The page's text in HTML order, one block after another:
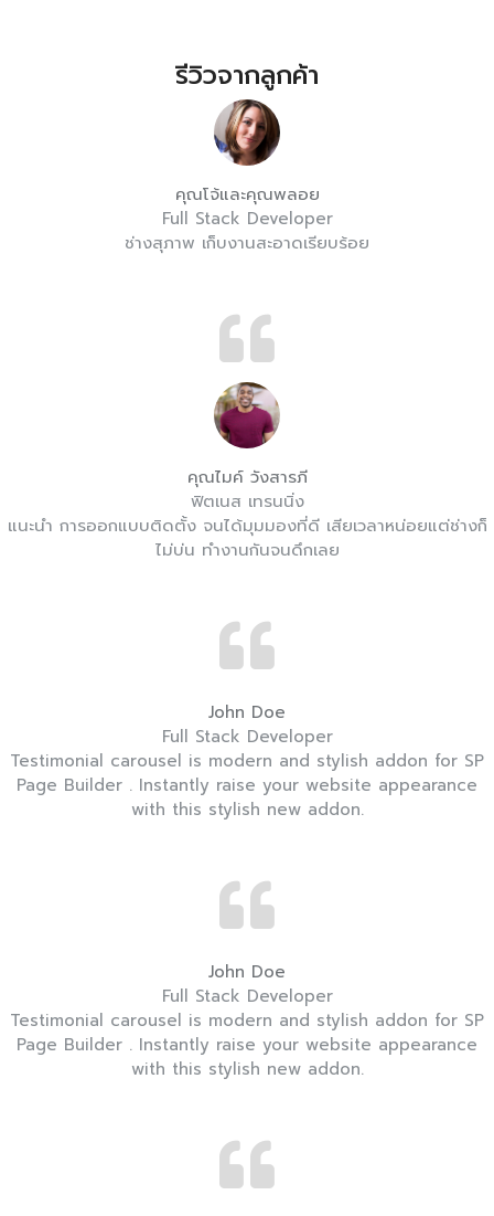
รีวิวจากลูกค้า
คุณโจ้และคุณพลอย
Full Stack Developer
ช่างสุภาพ เก็บงานสะอาดเรียบร้อย
คุณไมค์ วังสารภี
ฟิตเนส เทรนนิ่ง
แนะนำ การออกแบบติดตั้ง จนได้มุมมองที่ดี เสียเวลาหน่อยแต่ช่างก็
ไม่บ่น ทำงานกันจนดึกเลย
John Doe
Full Stack Developer
Testimonial carousel is modern and stylish addon for SP
Page Builder . Instantly raise your website appearance
with this stylish new addon.
John Doe
Full Stack Developer
Testimonial carousel is modern and stylish addon for SP
Page Builder . Instantly raise your website appearance
with this stylish new addon.